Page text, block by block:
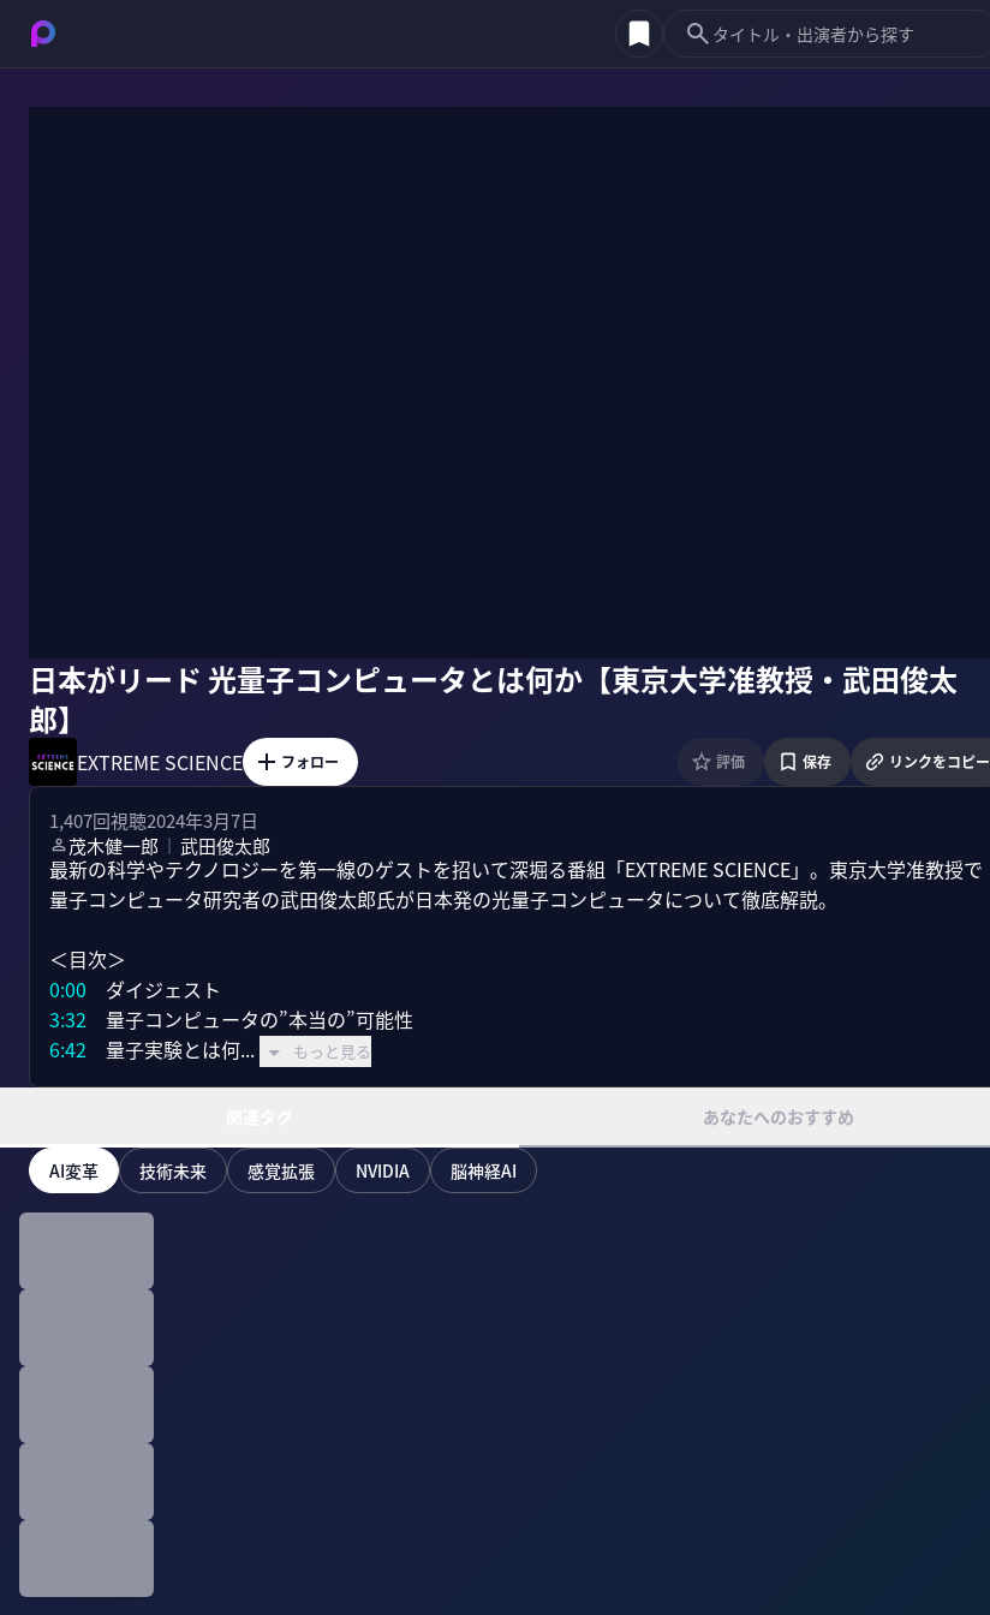
日本がリード 光量子コンピュータとは何か【東京大学准教授・武田俊太
郎】
EXTREME SCIENCE フォロー 評価 保存 リンクをコピー
1,407回視聴2024年3月7日
茂木健一郎 ｜ 武田俊太郎
最新の科学やテクノロジーを第一線のゲストを招いて深堀る番組「EXTREME SCIENCE」。東京大学准教授で
量子コンピュータ研究者の武田俊太郎氏が日本発の光量子コンピュータについて徹底解説。
0:00
3:32
6:42 量子実験とは何... もっと見る
あなたへのおすすめ
AI変革 技術未来 感覚拡張 NVIDIA 脳神経AI